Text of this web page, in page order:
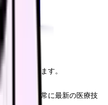
から生まれます。
ためには、常に最新の医療技